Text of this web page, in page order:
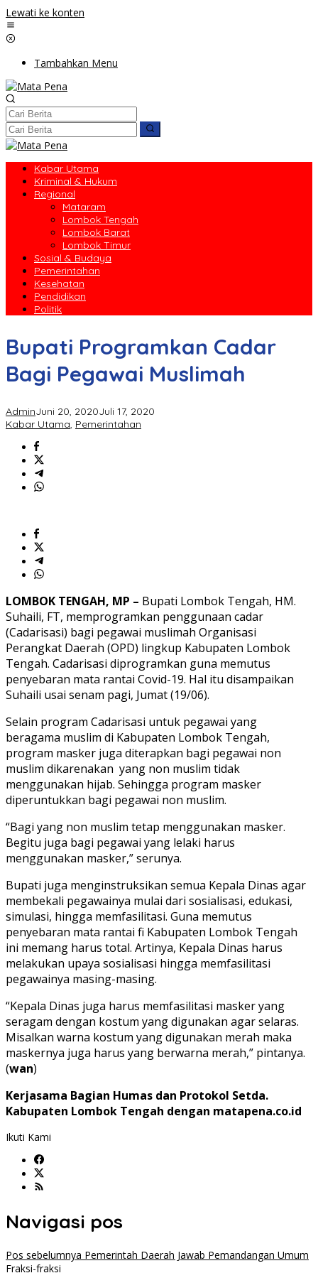
Lewati ke konten
Tambahkan Menu
Kabar Utama
Kriminal & Hukum
Regional
Mataram
Lombok Tengah
Lombok Barat
Lombok Timur
Sosial & Budaya
Pemerintahan
Kesehatan
Pendidikan
Politik
Bupati Programkan Cadar
Bagi Pegawai Muslimah
AdminJuni 20, 2020Juli 17, 2020
Kabar Utama, Pemerintahan
LOMBOK TENGAH, MP – Bupati Lombok Tengah, HM.
Suhaili, FT, memprogramkan penggunaan cadar
(Cadarisasi) bagi pegawai muslimah Organisasi
Perangkat Daerah (OPD) lingkup Kabupaten Lombok
Tengah. Cadarisasi diprogramkan guna memutus
penyebaran mata rantai Covid-19. Hal itu disampaikan
Suhaili usai senam pagi, Jumat (19/06).
Selain program Cadarisasi untuk pegawai yang
beragama muslim di Kabupaten Lombok Tengah,
program masker juga diterapkan bagi pegawai non
muslim dikarenakan yang non muslim tidak
menggunakan hijab. Sehingga program masker
diperuntukkan bagi pegawai non muslim.
“Bagi yang non muslim tetap menggunakan masker.
Begitu juga bagi pegawai yang lelaki harus
menggunakan masker,” serunya.
Bupati juga menginstruksikan semua Kepala Dinas agar
membekali pegawainya mulai dari sosialisasi, edukasi,
simulasi, hingga memfasilitasi. Guna memutus
penyebaran mata rantai fi Kabupaten Lombok Tengah
ini memang harus total. Artinya, Kepala Dinas harus
melakukan upaya sosialisasi hingga memfasilitasi
pegawainya masing-masing.
“Kepala Dinas juga harus memfasilitasi masker yang
seragam dengan kostum yang digunakan agar selaras.
Misalkan warna kostum yang digunakan merah maka
maskernya juga harus yang berwarna merah,” pintanya.
(wan)
Kerjasama Bagian Humas dan Protokol Setda.
Kabupaten Lombok Tengah dengan matapena.co.id
Ikuti Kami
Navigasi pos
Pos sebelumnya Pemerintah Daerah Jawab Pemandangan Umum
Fraksi-fraksi